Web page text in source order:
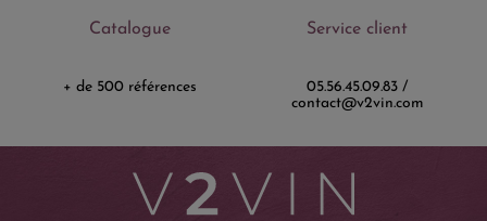
Catalogue
+ de 500 références
Service client
05.56.45.09.83 /
contact@v2vin.com